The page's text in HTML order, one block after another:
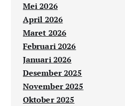
Mei 2026
April 2026
Maret 2026
Februari 2026
Januari 2026
Desember 2025
November 2025
Oktober 2025